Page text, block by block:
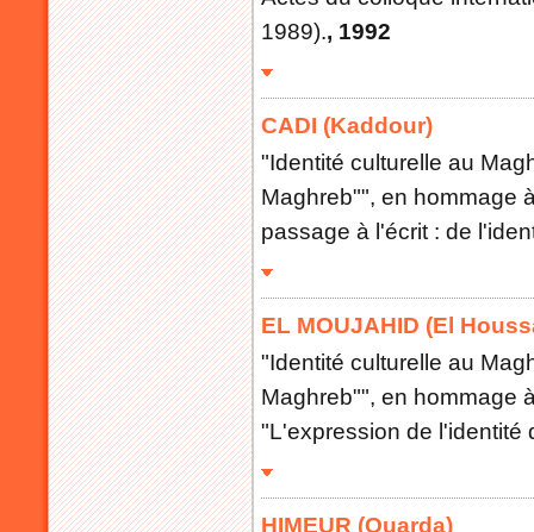
1989)., 1992
CADI (Kaddour)
"Identité culturelle au
Maghreb"", en hommage
passage à l'écrit : de
EL MOUJAHID (El
"Identité culturelle au
Maghreb"", en hommage
"L'expression de l'identité
HIMEUR (Ouarda)